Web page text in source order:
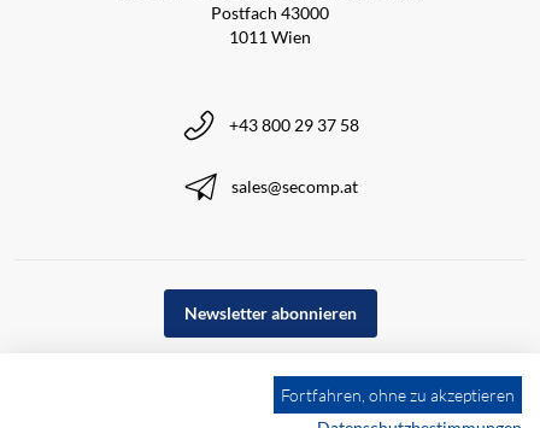
Postfach 43000
1011 Wien
+43 800 29 37 58
sales@secomp.at
Newsletter abonnieren
Fortfahren, ohne zu akzeptieren